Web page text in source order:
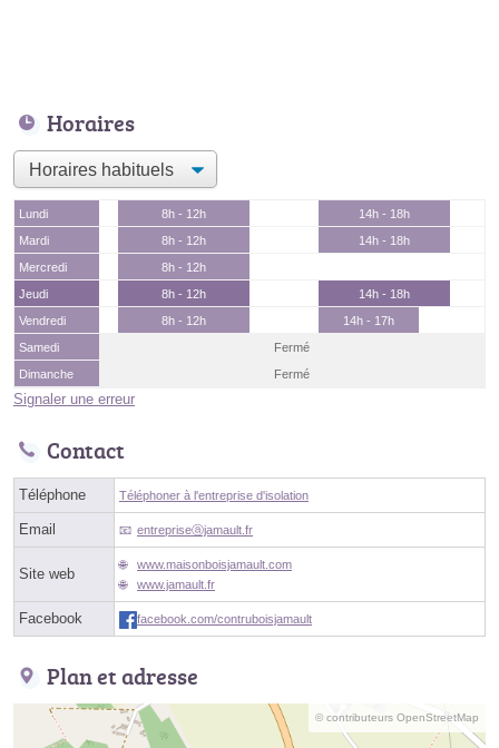
Horaires
Lundi 8h - 12h
14h - 18h
Mardi
8h - 12h
14h - 18h
Mercredi
8h - 12h
Jeudi
8h - 12h
14h - 18h
Vendredi
8h - 12h
14h - 17h
Samedi
Fermé
Dimanche
Fermé
Signaler une erreur
Contact
Téléphone Téléphoner à l'entreprise d'isolation
Email entrepriseⓐjamault.fr
Site web
www.maisonboisjamault.com
www.jamault.fr
Facebook facebook.com/contruboisjamault
Plan et adresse
© contributeurs OpenStreetMap